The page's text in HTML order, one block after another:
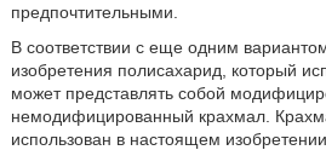
предпочтительными.
В соответствии с еще одним
изобретения полисахарид, который
может представлять собой
немодифицированный крахмал.
использован в настоящем